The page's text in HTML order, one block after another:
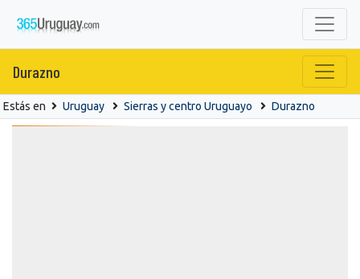
Durazno
Estás en Uruguay Sierras y centro Uruguayo Durazno